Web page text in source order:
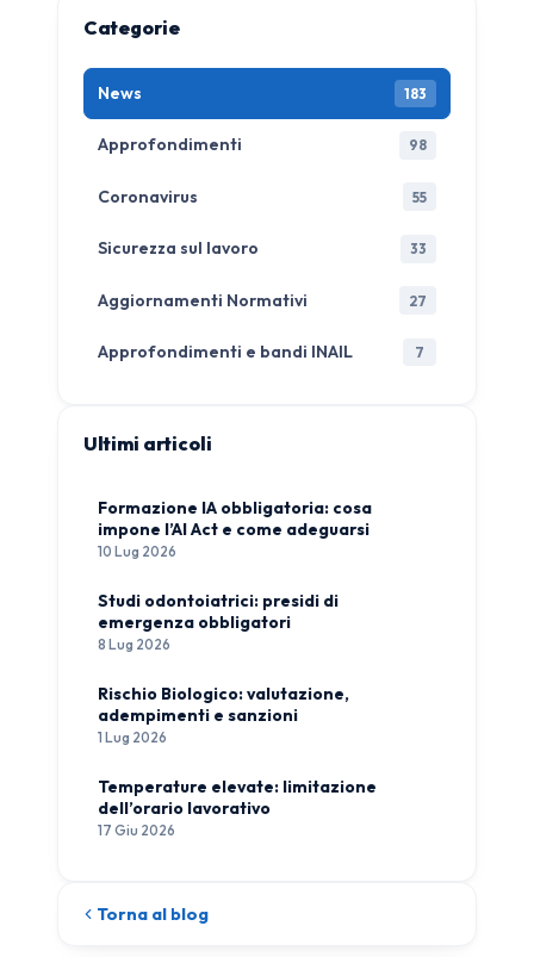
Categorie
News 183
Approfondimenti 98
Coronavirus 55
Sicurezza sul lavoro 33
Aggiornamenti Normativi 27
Approfondimenti e bandi INAIL 7
Ultimi articoli
Formazione IA obbligatoria: cosa
impone l’AI Act e come adeguarsi
10 Lug 2026
Studi odontoiatrici: presidi di
emergenza obbligatori
8 Lug 2026
Rischio Biologico: valutazione,
adempimenti e sanzioni
1 Lug 2026
Temperature elevate: limitazione
dell’orario lavorativo
17 Giu 2026
Torna al blog